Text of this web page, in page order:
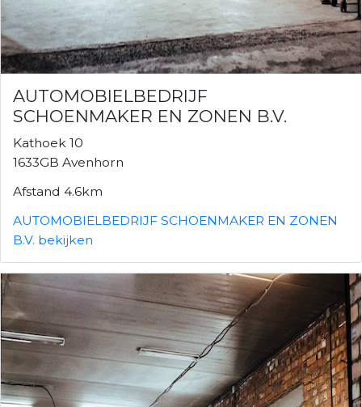
AUTOMOBIELBEDRIJF
SCHOENMAKER EN ZONEN B.V.
Kathoek 10
1633GB Avenhorn
Afstand 4.6km
AUTOMOBIELBEDRIJF SCHOENMAKER EN ZONEN
B.V. bekijken